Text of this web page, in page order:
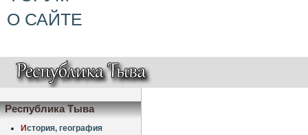
О САЙТЕ
Республика Тыва
История, география